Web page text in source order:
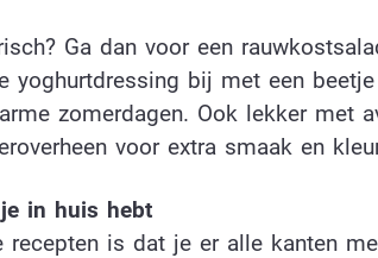
Ga dan voor een
yoghurtdressing bij met een
zomerdagen. Ook lekker met
voor extra smaak en
in huis hebt
recepten is dat je er alle kanten